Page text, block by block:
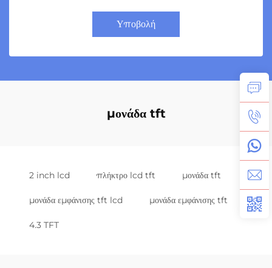
Υποβολή
μονάδα tft
2 inch lcd πλήκτρο lcd tft μονάδα tft
μονάδα εμφάνισης tft lcd μονάδα εμφάνισης tft
4.3 TFT